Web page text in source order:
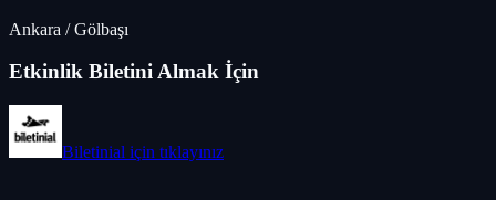
Ankara /Gölbaşı
Etkinlik Biletini Almak İçin
Biletinial için tıklayınız